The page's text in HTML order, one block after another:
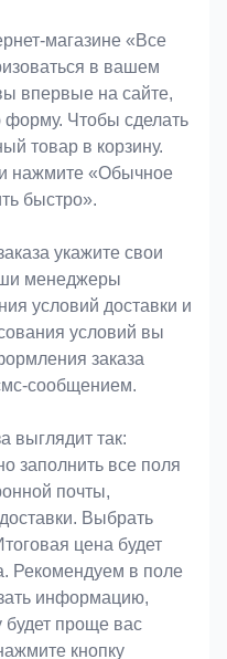
магазине «Bce
в вашем
впервые на сайте,
форму. Чтобы сделать
товар в корзину.
нажмите «Обычное
быстро».
укажите свои
менеджеры
условий доставки и
условий вы
заказа
сообщением.
выглядит так:
заполнить все поля
почты,
Выбрать
цена будет
Рекомендуем в поле
информацию,
будет проще вас
кнопку